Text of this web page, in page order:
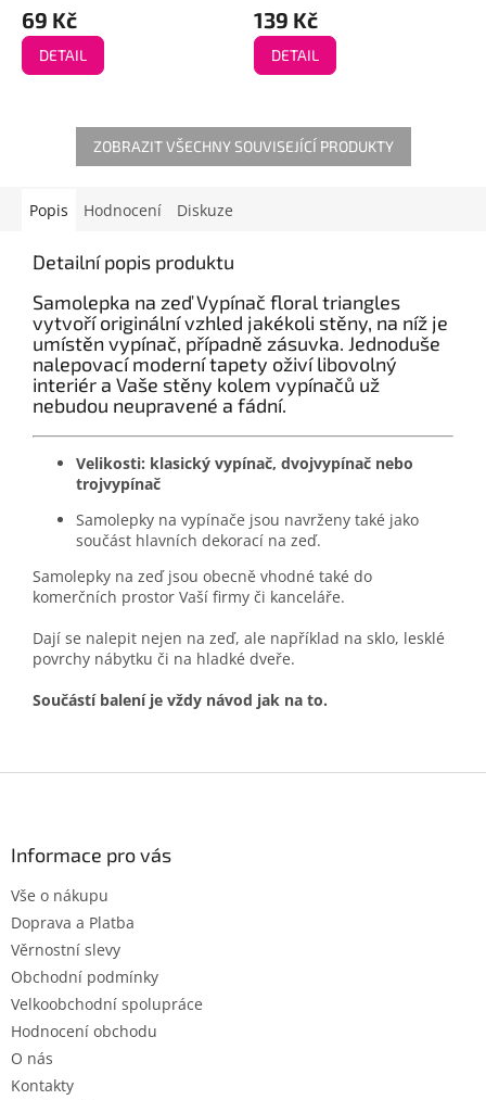
69 Kč
DETAIL
139 Kč
DETAIL
ZOBRAZIT VŠECHNY SOUVISEJÍCÍ PRODUKTY
Popis Hodnocení Diskuze
Detailní popis produktu
Samolepka na zeď Vypínač floral triangles
vytvoří originální vzhled jakékoli stěny, na níž je
umístěn vypínač, případně zásuvka. Jednoduše
nalepovací moderní tapety oživí libovolný
interiér a Vaše stěny kolem vypínačů už
nebudou neupravené a fádní.
Velikosti: klasický vypínač, dvojvypínač nebo
trojvypínač
Samolepky na vypínače jsou navrženy také jako
součást hlavních dekorací na zeď.
Samolepky na zeď jsou obecně vhodné také do
komerčních prostor Vaší firmy či kanceláře.
Dají se nalepit nejen na zeď, ale například na sklo, lesklé
povrchy nábytku či na hladké dveře.
Součástí balení je vždy návod jak na to.
Informace pro vás
Vše o nákupu
Doprava a Platba
Věrnostní slevy
Obchodní podmínky
Velkoobchodní spolupráce
Hodnocení obchodu
O nás
Kontakty